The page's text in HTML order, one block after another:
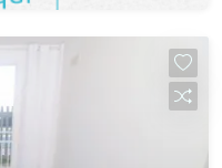
seu próximo lar.